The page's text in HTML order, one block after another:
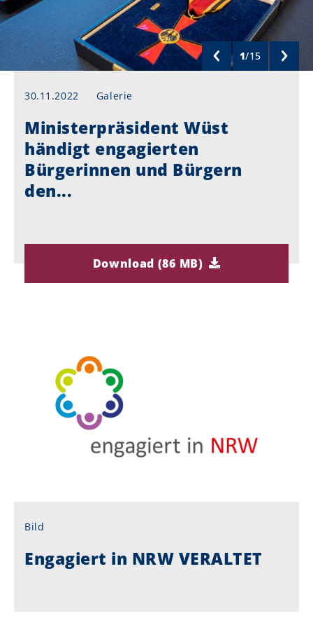
1/15
30.11.2022 Galerie
Ministerpräsident Wüst
händigt engagierten
Bürgerinnen und Bürgern
den...
Download (86 MB)
Bild
Engagiert in NRW VERALTET